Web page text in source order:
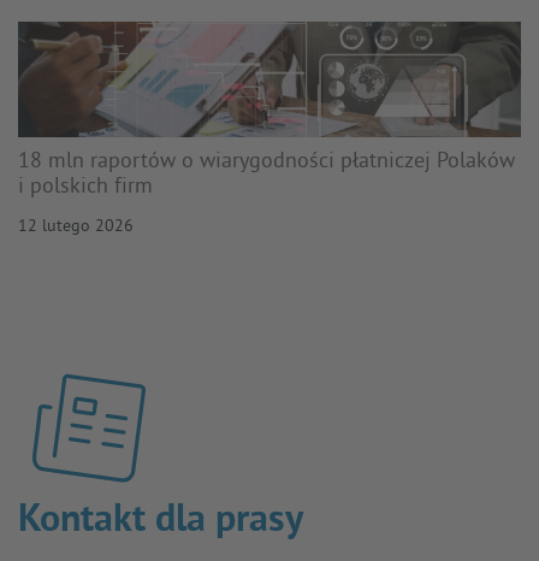
18 mln raportów o wiarygodności płatniczej Polaków
i polskich firm
12 lutego 2026
Kontakt dla prasy